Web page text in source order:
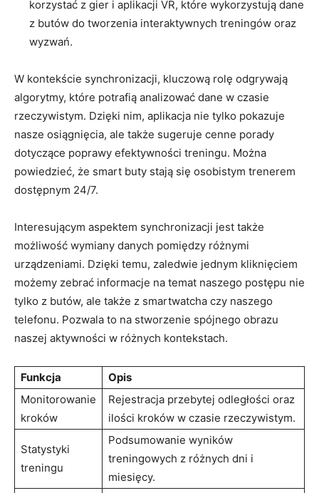
korzystać z gier i aplikacji VR, które wykorzystują dane
z butów do tworzenia interaktywnych treningów oraz
wyzwań.
W kontekście synchronizacji, kluczową rolę odgrywają
algorytmy, które potrafią analizować dane w czasie
rzeczywistym. Dzięki nim, aplikacja nie tylko pokazuje
nasze osiągnięcia, ale także sugeruje cenne porady
dotyczące poprawy efektywności treningu. Można
powiedzieć, że smart buty stają się osobistym trenerem
dostępnym 24/7.
Interesującym aspektem synchronizacji jest także
możliwość wymiany danych pomiędzy różnymi
urządzeniami. Dzięki temu, zaledwie jednym kliknięciem
możemy zebrać informacje na temat naszego postępu nie
tylko z butów, ale także z smartwatcha czy naszego
telefonu. Pozwala to na stworzenie spójnego obrazu
naszej aktywności w różnych kontekstach.
Funkcja
Opis
Monitorowanie
kroków
Rejestracja przebytej odległości oraz
ilości kroków w czasie rzeczywistym.
Statystyki
treningu
Podsumowanie wyników
treningowych z różnych dni i
miesięcy.